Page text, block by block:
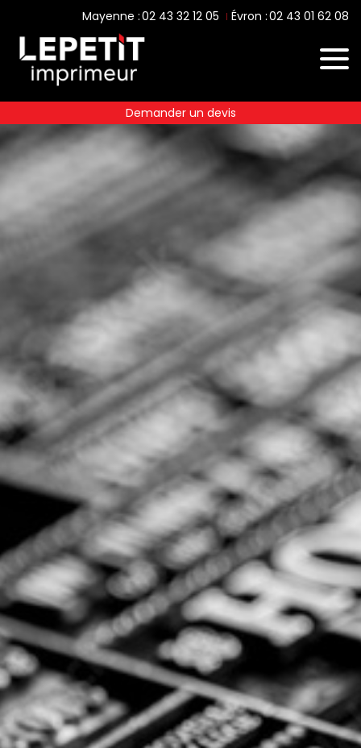
Mayenne :02 43 32 12 05 Évron :02 43 01 62 08
Demander un devis